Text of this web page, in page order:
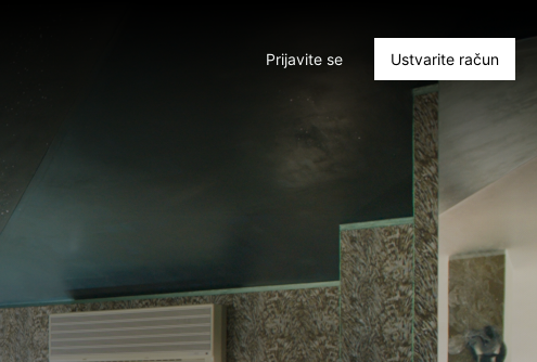
Prijavite se Ustvarite račun